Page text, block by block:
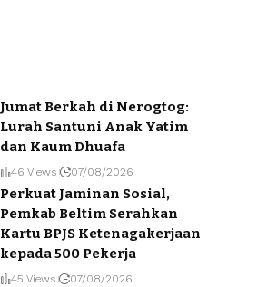
Jumat Berkah di Nerogtog:
Lurah Santuni Anak Yatim
dan Kaum Dhuafa
46 Views 07/08/2026
Perkuat Jaminan Sosial,
Pemkab Beltim Serahkan
Kartu BPJS Ketenagakerjaan
kepada 500 Pekerja
45 Views 07/08/2026